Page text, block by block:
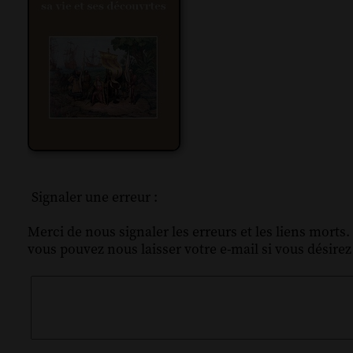
Signaler une erreur :
Merci de nous signaler les erreurs et les liens morts.
vous pouvez nous laisser votre e-mail si vous